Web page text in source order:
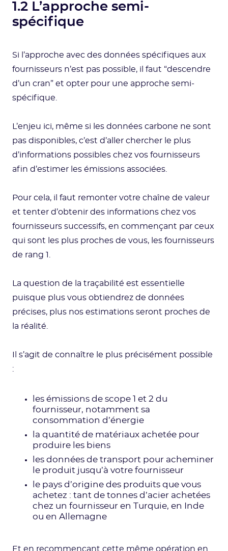
1.2 L’approche semi-
spécifique
Si l’approche avec des données spécifiques aux
fournisseurs n’est pas possible, il faut “descendre
d’un cran” et opter pour une approche semi-
spécifique.
L’enjeu ici, même si les données carbone ne sont
pas disponibles, c’est d’aller chercher le plus
d’informations possibles chez vos fournisseurs
afin d’estimer les émissions associées.
Pour cela, il faut remonter votre chaîne de valeur
et tenter d’obtenir des informations chez vos
fournisseurs successifs, en commençant par ceux
qui sont les plus proches de vous, les fournisseurs
de rang 1.
La question de la traçabilité est essentielle
puisque plus vous obtiendrez de données
précises, plus nos estimations seront proches de
la réalité.
Il s’agit de connaître le plus précisément possible
:
les émissions de scope 1 et 2 du
fournisseur, notamment sa
consommation d’énergie
la quantité de matériaux achetée pour
produire les biens
les données de transport pour acheminer
le produit jusqu’à votre fournisseur
le pays d’origine des produits que vous
achetez : tant de tonnes d’acier achetées
chez un fournisseur en Turquie, en Inde
ou en Allemagne
Et en recommençant cette même opération en